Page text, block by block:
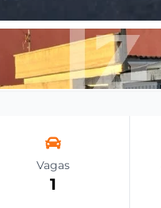
Vagas
1